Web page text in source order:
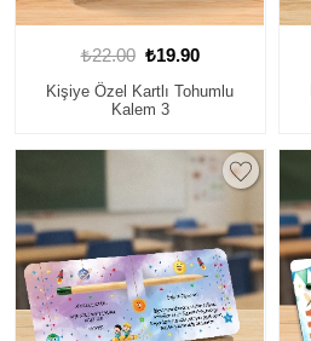
₺22.00 ₺19.90
Kişiye Özel Kartlı Tohumlu
Kalem 3